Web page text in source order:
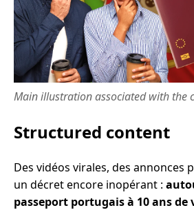
Main illustration associated with the
Structured content
Des vidéos virales, des annonces
un décret encore inopérant :
passeport portugais à 10 ans de